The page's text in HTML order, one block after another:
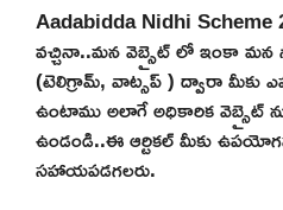
Aadabidda Nidhi Scheme
వచ్చినా..మన వెబ్సైట్ లో ఇంకా
(టెలిగ్రామ్, వాట్సప్ ) ద్వారా మీకు
ఉంటాము అలాగే అధికారిక వెబ్సైట్
ఉండండి..ఈ ఆర్టికల్ మీకు
సహాయపడగలరు.